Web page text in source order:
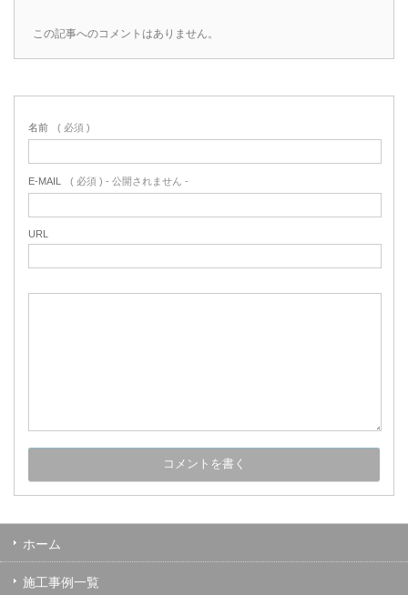
この記事へのコメントはありません。
名前 ( 必須 )
E-MAIL ( 必須 ) - 公開されません -
URL
ホーム
施工事例一覧